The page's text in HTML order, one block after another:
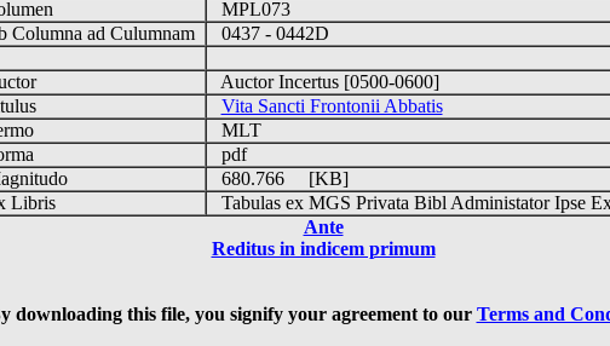
MPL073
Columna ad Culumnam
0437 - 0442D
Auctor Incertus [0500-0600]
Vita Sancti Frontonii Abbatis
MLT
pdf
680.766 [KB]
Libris
Tabulas ex MGS Privata Bibl Administator Ipse
Ante
Reditus in indicem primum
downloading this file, you signify your agreement to our Terms and